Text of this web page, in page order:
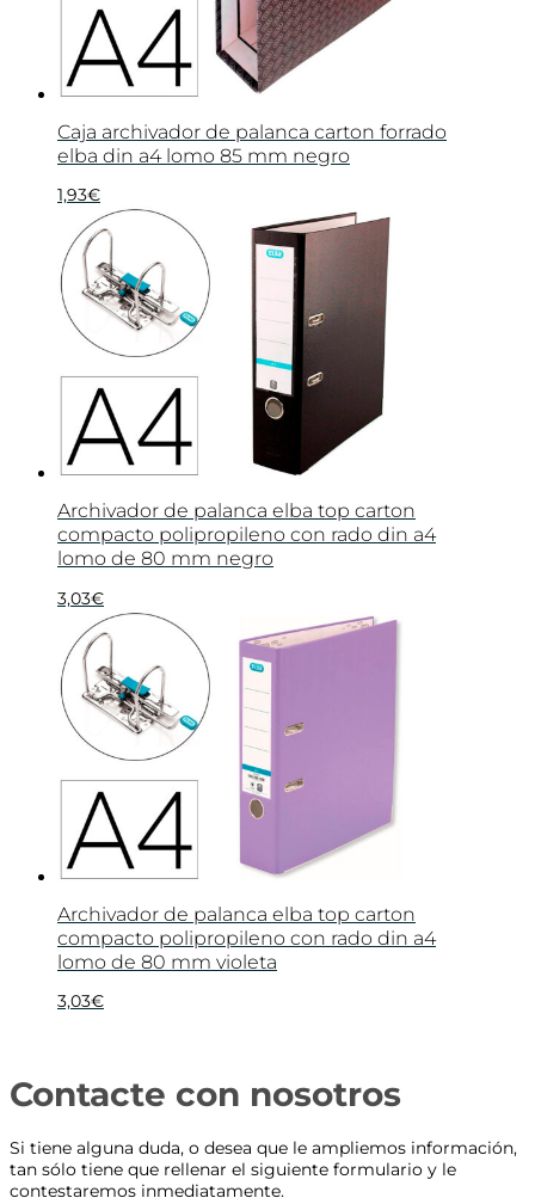
Caja archivador de palanca carton forrado
elba din a4 lomo 85 mm negro
1,93€
Archivador de palanca elba top carton
compacto polipropileno con rado din a4
lomo de 80 mm negro
3,03€
Archivador de palanca elba top carton
compacto polipropileno con rado din a4
lomo de 80 mm violeta
3,03€
Contacte con nosotros
Si tiene alguna duda, o desea que le ampliemos información,
tan sólo tiene que rellenar el siguiente formulario y le
contestaremos inmediatamente.